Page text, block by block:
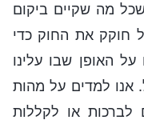
מה שקיים ביקום
חוקק את החוק כדי
האופן שבו עלינו
אנו למדים על מהות
לברכות או לקללות